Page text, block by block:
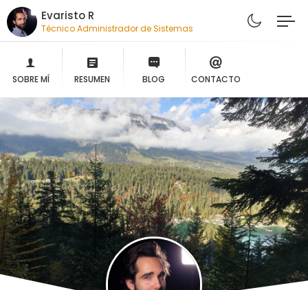
Evaristo R
Técnico Administrador de Sistemas
SOBRE MÍ RESUMEN BLOG CONTACTO